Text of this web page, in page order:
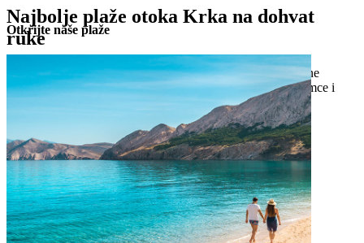
Najbolje plaže otoka Krka na dohvat
ruke
Zakoračite u ljepotu i zabavu na Veloj plaži ili istražite brojne
šarmantne plaže u blizini, područja pogodna za kućne ljubimce i
naturističku plažu Bunculuka.
Otkrijte naše plaže